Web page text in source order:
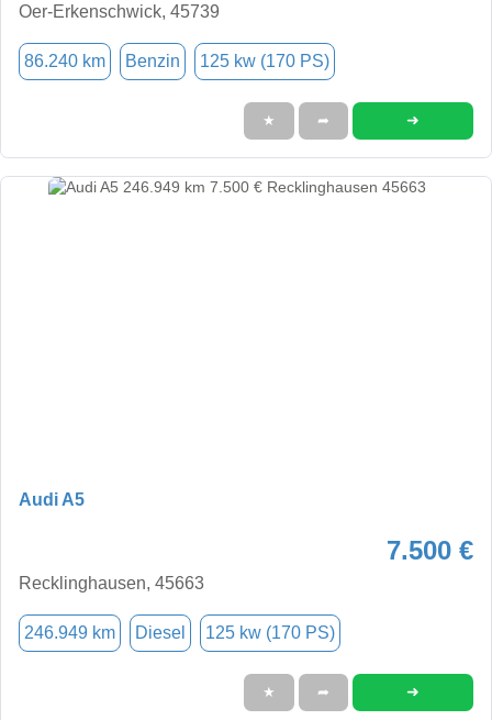
Oer-Erkenschwick, 45739
86.240 km Benzin 125 kw (170 PS)
★ ➦ ➜
Audi A5
7.500 €
Recklinghausen, 45663
246.949 km Diesel 125 kw (170 PS)
★ ➦ ➜